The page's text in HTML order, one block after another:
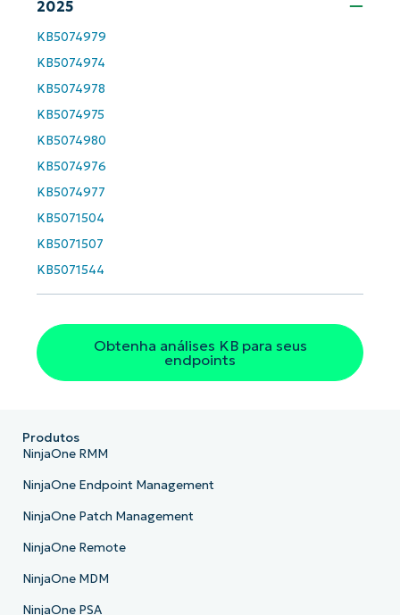
2025
KB5074979
KB5074974
KB5074978
KB5074975
KB5074980
KB5074976
KB5074977
KB5071504
KB5071507
KB5071544
Obtenha análises KB para seus
endpoints
email*
number*
País
Company
name*
Produtos
NinjaOne RMM
NinjaOne Endpoint Management
NinjaOne Patch Management
NinjaOne Remote
NinjaOne MDM
NinjaOne PSA